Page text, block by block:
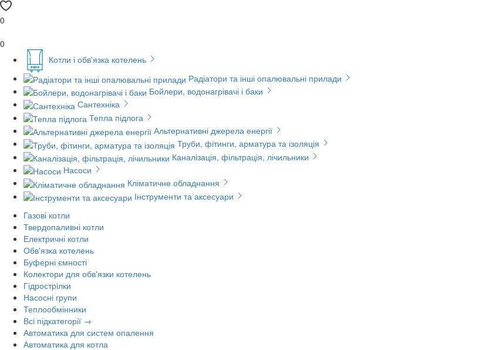
0
0
Котли і обв'язка котелень
Радіатори та інші опалювальні прилади
Бойлери, водонагрівачі і баки
Сантехніка
Тепла підлога
Альтернативні джерела енергії
Труби, фітинги, арматура та ізоляція
Каналізація, фільтрація, лічильники
Насоси
Кліматичне обладнання
Інструменти та аксесуари
Газові котли
Твердопаливні котли
Електричні котли
Обв'язка котелень
Буферні ємності
Колектори для обв'язки котелень
Гідрострілки
Насосні групи
Теплообмінники
Всі підкатегорії →
Автоматика для систем опалення
Автоматика для котла